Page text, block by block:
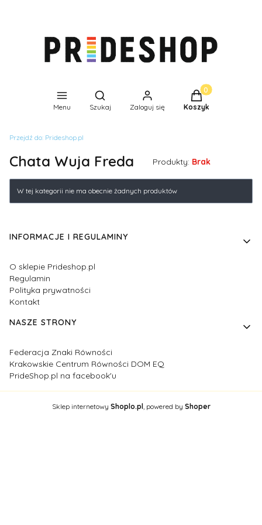
Menu
Otwórz wyszukiwarkę
Szukaj Zaloguj się
Produkty w
Koszyk
Przejdź do: Prideshop.pl
Chata Wuja Freda Produkty: Brak
Lista produktów
W tej kategorii nie ma obecnie żadnych produktów
Linki w stopce
INFORMACJE I REGULAMINY
O sklepie Prideshop.pl
Regulamin
Polityka prywatności
Kontakt
NASZE STRONY
Federacja Znaki Równości
Krakowskie Centrum Równości DOM EQ
PrideShop.pl na facebook'u
Sklep internetowy Shoplo.pl, powered by Shoper